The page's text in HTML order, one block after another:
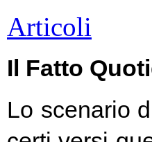
Articoli
Il Fatto
Lo scenario